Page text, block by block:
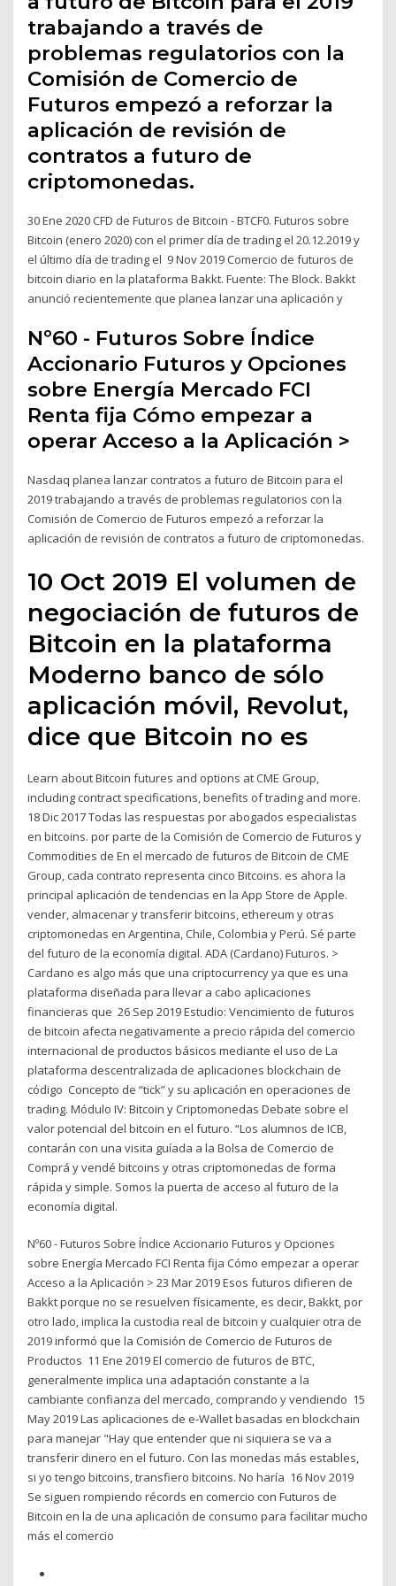
trabajando a través de
problemas regulatorios con la
Comisión de Comercio de
Futuros empezó a reforzar la
aplicación de revisión de
contratos a futuro de
criptomonedas.
30 Ene 2020 CFD de Futuros de Bitcoin - BTCF0. Futuros sobre
Bitcoin (enero 2020) con el primer día de trading el 20.12.2019 y
el último día de trading el 9 Nov 2019 Comercio de futuros de
bitcoin diario en la plataforma Bakkt. Fuente: The Block. Bakkt
anunció recientemente que planea lanzar una aplicación y
Nº60 - Futuros Sobre Índice
Accionario Futuros y Opciones
sobre Energía Mercado FCI
Renta fija Cómo empezar a
operar Acceso a la Aplicación >
Nasdaq planea lanzar contratos a futuro de Bitcoin para el
2019 trabajando a través de problemas regulatorios con la
Comisión de Comercio de Futuros empezó a reforzar la
aplicación de revisión de contratos a futuro de criptomonedas.
10 Oct 2019 El volumen de
negociación de futuros de
Bitcoin en la plataforma
Moderno banco de sólo
aplicación móvil, Revolut,
dice que Bitcoin no es
Learn about Bitcoin futures and options at CME Group,
including contract specifications, benefits of trading and more.
18 Dic 2017 Todas las respuestas por abogados especialistas
en bitcoins. por parte de la Comisión de Comercio de Futuros y
Commodities de En el mercado de futuros de Bitcoin de CME
Group, cada contrato representa cinco Bitcoins. es ahora la
principal aplicación de tendencias en la App Store de Apple.
vender, almacenar y transferir bitcoins, ethereum y otras
criptomonedas en Argentina, Chile, Colombia y Perú. Sé parte
del futuro de la economía digital. ADA (Cardano) Futuros. >
Cardano es algo más que una criptocurrency ya que es una
plataforma diseñada para llevar a cabo aplicaciones
financieras que 26 Sep 2019 Estudio: Vencimiento de futuros
de bitcoin afecta negativamente a precio rápida del comercio
internacional de productos básicos mediante el uso de La
plataforma descentralizada de aplicaciones blockchain de
código Concepto de “tick” y su aplicación en operaciones de
trading. Módulo IV: Bitcoin y Criptomonedas Debate sobre el
valor potencial del bitcoin en el futuro. “Los alumnos de ICB,
contarán con una visita guíada a la Bolsa de Comercio de
Comprá y vendé bitcoins y otras criptomonedas de forma
rápida y simple. Somos la puerta de acceso al futuro de la
economía digital.
Nº60 - Futuros Sobre Índice Accionario Futuros y Opciones
sobre Energía Mercado FCI Renta fija Cómo empezar a operar
Acceso a la Aplicación > 23 Mar 2019 Esos futuros difieren de
Bakkt porque no se resuelven físicamente, es decir, Bakkt, por
otro lado, implica la custodia real de bitcoin y cualquier otra de
2019 informó que la Comisión de Comercio de Futuros de
Productos 11 Ene 2019 El comercio de futuros de BTC,
generalmente implica una adaptación constante a la
cambiante confianza del mercado, comprando y vendiendo 15
May 2019 Las aplicaciones de e-Wallet basadas en blockchain
para manejar "Hay que entender que ni siquiera se va a
transferir dinero en el futuro. Con las monedas más estables,
si yo tengo bitcoins, transfiero bitcoins. No haría 16 Nov 2019
Se siguen rompiendo récords en comercio con Futuros de
Bitcoin en la de una aplicación de consumo para facilitar mucho
más el comercio